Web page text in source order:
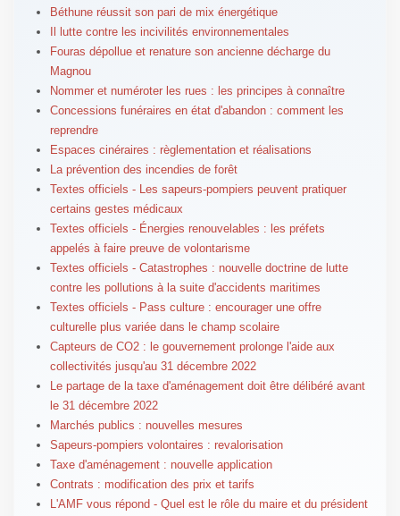
Béthune réussit son pari de mix énergétique
Il lutte contre les incivilités environnementales
Fouras dépollue et renature son ancienne décharge du
Magnou
Nommer et numéroter les rues : les principes à connaître
Concessions funéraires en état d'abandon : comment les
reprendre
Espaces cinéraires : règlementation et réalisations
La prévention des incendies de forêt
Textes officiels - Les sapeurs-pompiers peuvent pratiquer
certains gestes médicaux
Textes officiels - Énergies renouvelables : les préfets
appelés à faire preuve de volontarisme
Textes officiels - Catastrophes : nouvelle doctrine de lutte
contre les pollutions à la suite d'accidents maritimes
Textes officiels - Pass culture : encourager une offre
culturelle plus variée dans le champ scolaire
Capteurs de CO2 : le gouvernement prolonge l'aide aux
collectivités jusqu'au 31 décembre 2022
Le partage de la taxe d'aménagement doit être délibéré avant
le 31 décembre 2022
Marchés publics : nouvelles mesures
Sapeurs-pompiers volontaires : revalorisation
Taxe d'aménagement : nouvelle application
Contrats : modification des prix et tarifs
L'AMF vous répond - Quel est le rôle du maire et du président